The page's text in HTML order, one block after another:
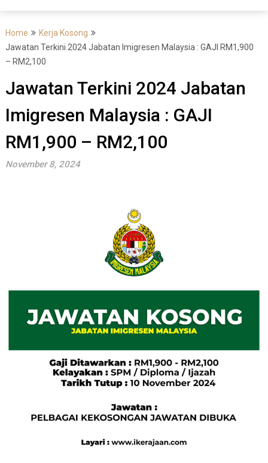
Home
Kerja Kosong
Jawatan Terkini 2024 Jabatan Imigresen Malaysia : GAJI RM1,900
– RM2,100
Jawatan Terkini 2024 Jabatan
Imigresen Malaysia : GAJI
RM1,900 – RM2,100
November 8, 2024